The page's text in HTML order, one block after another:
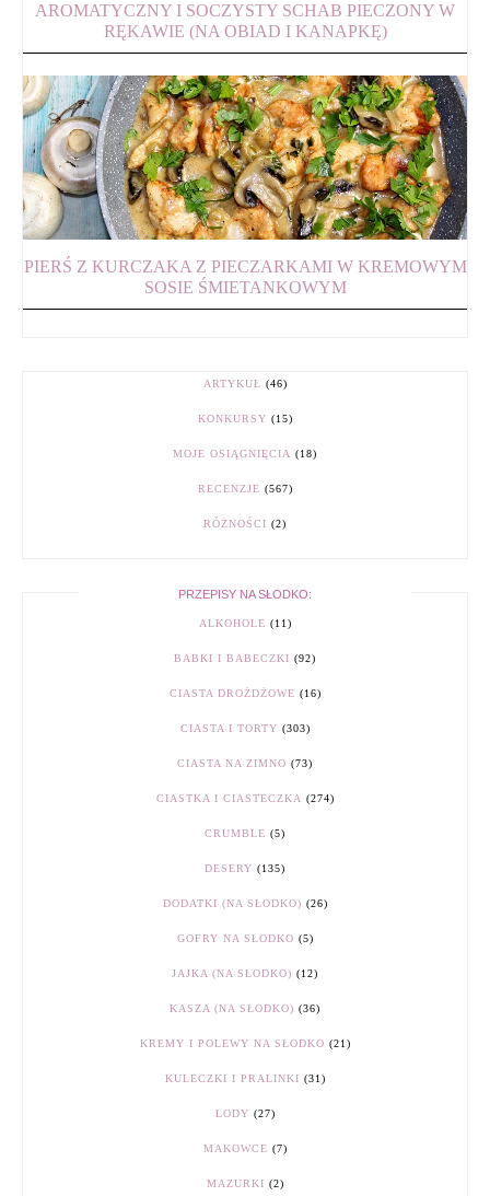
AROMATYCZNY I SOCZYSTY SCHAB PIECZONY W
RĘKAWIE (NA OBIAD I KANAPKĘ)
PIERŚ Z KURCZAKA Z PIECZARKAMI W KREMOWYM
SOSIE ŚMIETANKOWYM
ARTYKUŁ (46)
KONKURSY (15)
MOJE OSIĄGNIĘCIA (18)
RECENZJE (567)
RÓŻNOŚCI (2)
PRZEPISY NA SŁODKO:
ALKOHOLE (11)
BABKI I BABECZKI (92)
CIASTA DROŻDŻOWE (16)
CIASTA I TORTY (303)
CIASTA NA ZIMNO (73)
CIASTKA I CIASTECZKA (274)
CRUMBLE (5)
DESERY (135)
DODATKI (NA SŁODKO) (26)
GOFRY NA SŁODKO (5)
JAJKA (NA SŁODKO) (12)
KASZA (NA SŁODKO) (36)
KREMY I POLEWY NA SŁODKO (21)
KULECZKI I PRALINKI (31)
LODY (27)
MAKOWCE (7)
MAZURKI (2)